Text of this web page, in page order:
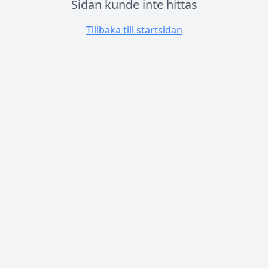
Sidan kunde inte hittas
Tillbaka till startsidan